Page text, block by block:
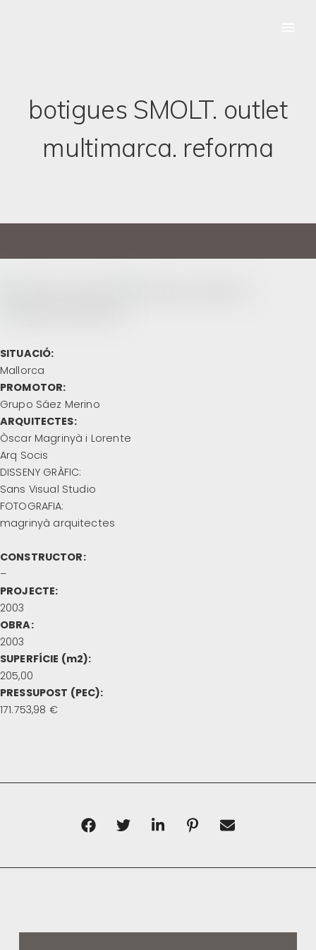
botigues SMOLT. outlet
multimarca. reforma
SITUACIÓ:
Mallorca
PROMOTOR:
Grupo Sáez Merino
ARQUITECTES:
Òscar Magrinyà i Lorente
Arq Socis
DISSENY GRÀFIC:
Sans Visual Studio
FOTOGRAFIA:
magrinyà arquitectes
CONSTRUCTOR:
–
PROJECTE:
2003
OBRA:
2003
SUPERFÍCIE (m2):
205,00
PRESSUPOST (PEC):
171.753,98 €